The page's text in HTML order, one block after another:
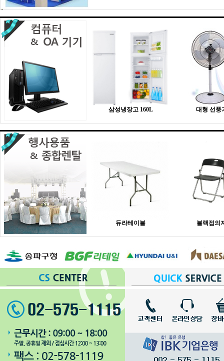
삼성냉장고 160L 대형 선풍
듀라테이블 블랙접의